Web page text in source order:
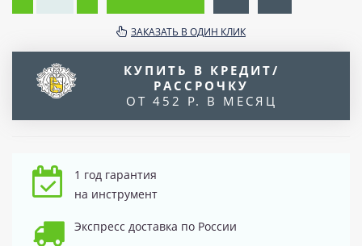
ЗАКАЗАТЬ В ОДИН КЛИК
КУПИТЬ В КРЕДИТ/
РАССРОЧКУ
ОТ 452 Р. В МЕСЯЦ
1 год гарантия
на инструмент
Экспресс доставка по России